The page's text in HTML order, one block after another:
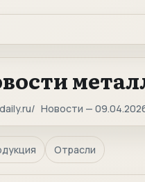
Новости —
Отрасли